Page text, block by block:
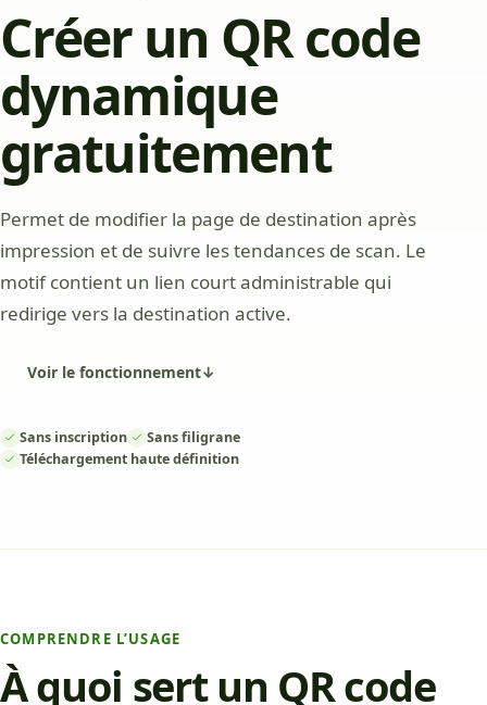
Créer un QR code
dynamique
gratuitement
Permet de modifier la page de destination après
impression et de suivre les tendances de scan. Le
motif contient un lien court administrable qui
redirige vers la destination active.
Voir le fonctionnement↓
Sans inscription
Sans filigrane
Téléchargement haute définition
COMPRENDRE L’USAGE
À quoi sert un QR code